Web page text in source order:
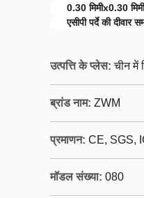
0.30 मिमीx0.30
एसीपी पर्दे की दीवार
उत्पत्ति के प्लेस: चीन में
ब्रांड नाम: ZWM
प्रमाणन: CE, SGS,
मॉडल संख्या: 080